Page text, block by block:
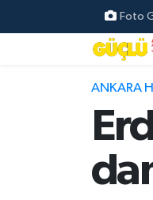
Foto
ANKARA
Özel Haber
Resmi İlanlar
Ekonomi